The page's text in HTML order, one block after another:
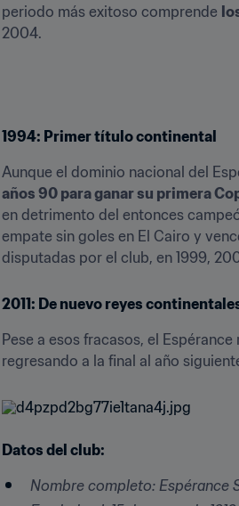
periodo más exitoso comprende
2004.
1994: Primer título continental
años 90 para ganar su primera
en detrimento del entonces
empate sin goles en El Cairo y
disputadas por el club, en 1999,
2011: De nuevo reyes
Pese a esos fracasos, el
regresando a la final al año
Datos del club:
Nombre completo: Espérance